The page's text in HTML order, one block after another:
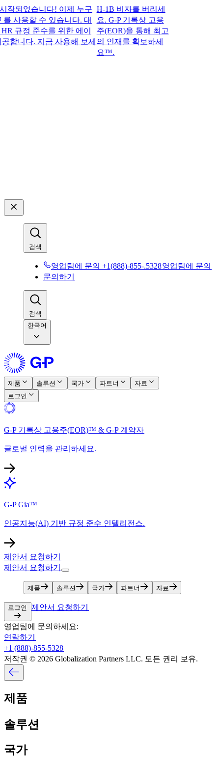
었습니다! 이제 누구
용할 수 있습니다. 대
정 준수를 위한 에이
다. 지금 사용해 보세
H-1B 비자를 버리세
요. G-P 기록상 고용
주(EOR)을 통해 최고
의 인재를 확보하세
요™.​​
검색​​
영업팀에 문의 +1(888)-855-.5328​​영업팀에 문의​​
문의하기​​
검색​​
한국어
제품​​ 솔루션​​ 국가​​ 파트너​​
자료​​
로그인​​
G-P 기록상 고용주(EOR)™ & G-P 계약자​​
글로벌 인력을 관리하세요.​​
G-P Gia™​​
인공지능(AI) 기반 규정 준수 인텔리전스.​​
제안서 요청하기​​
제안서 요청하기​​
제품​​ 솔루션​​ 국가​​ 파트너​​ 자료​​
로그인​​ 제안서 요청하기​​
영업팀에 문의하세요:​​
연락하기​​
+1 (888)-855-5328​​
저작권 © 2026 Globalization Partners LLC. 모든 권리 보유.​​
제품​​
솔루션​​
국가​​